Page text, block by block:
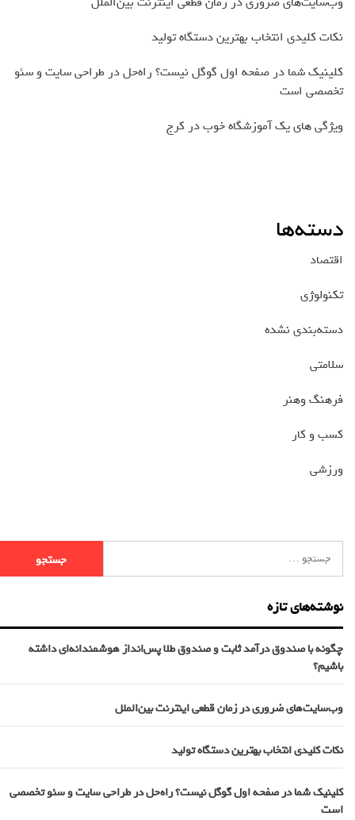
نکات کلیدی انتخاب بهترین دستگاه تولید
کلینیک شما در صفحه اول گوگل نیست؟ راه‌حل در طراحی سایت و سئو
تخصصی است
ویژگی های یک آموزشگاه خوب در کرج
دسته‌ها
اقتصاد
تکنولوژی
دسته‌بندی نشده
سلامتی
فرهنگ وهنر
کسب و کار
ورزشی
نوشته‌های تازه
چگونه با صندوق درآمد ثابت و صندوق طلا پس‌انداز هوشمندانه‌ای داشته
باشیم؟
وب‌سایت‌های ضروری در زمان قطعی اینترنت بین‌الملل
نکات کلیدی انتخاب بهترین دستگاه تولید
کلینیک شما در صفحه اول گوگل نیست؟ راه‌حل در طراحی سایت و سئو تخصصی
است